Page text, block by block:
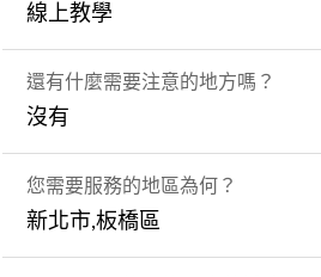
線上教學
還有什麼需要注意的地方嗎？
沒有
您需要服務的地區為何？
新北市,板橋區